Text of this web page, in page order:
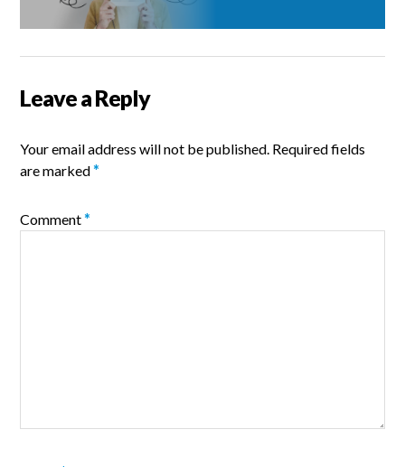
Leave a Reply
Your email address will not be published. Required fields
are marked*
Comment*